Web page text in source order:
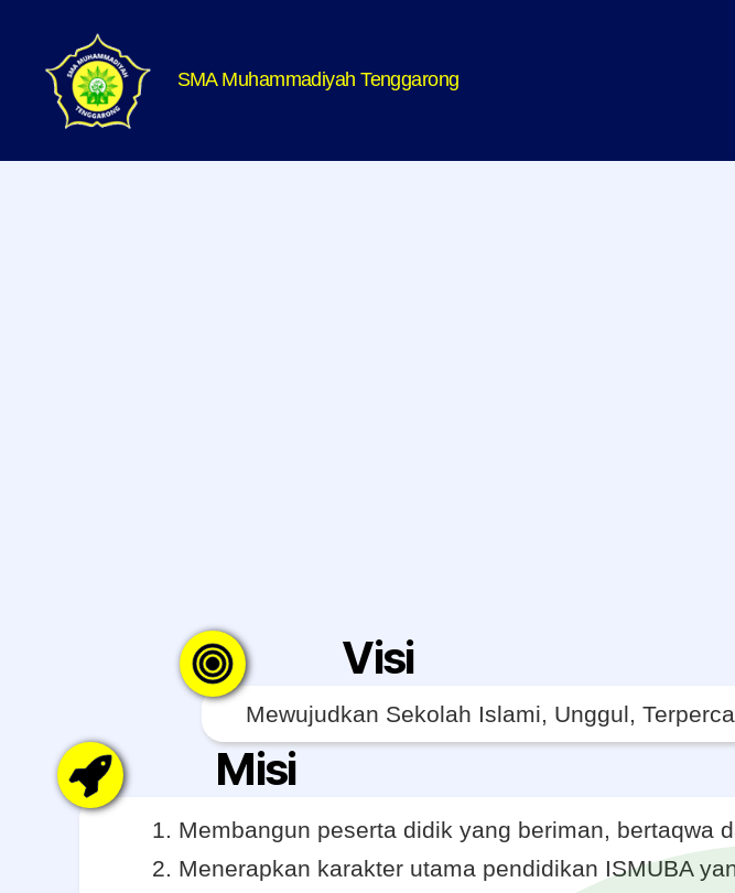
Muhammadiyah
SMA Muhammadiyah Tenggarong
Visi
Mewujudkan Sekolah Islami, Unggul,
Misi
Membangun peserta didik yang beriman, bertaqwa
Menerapkan karakter utama pendidikan ISMUBA